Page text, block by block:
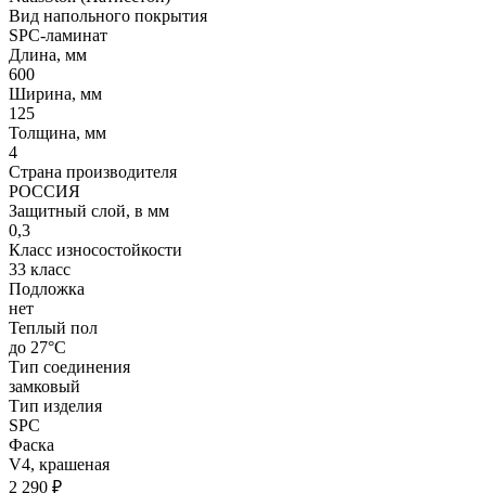
Вид напольного покрытия
SPC-ламинат
Длина, мм
600
Ширина, мм
125
Толщина, мм
4
Страна производителя
РОССИЯ
Защитный слой, в мм
0,3
Класс износостойкости
33 класс
Подложка
нет
Теплый пол
до 27°C
Тип соединения
замковый
Тип изделия
SPC
Фаска
V4, крашеная
2 290 ₽